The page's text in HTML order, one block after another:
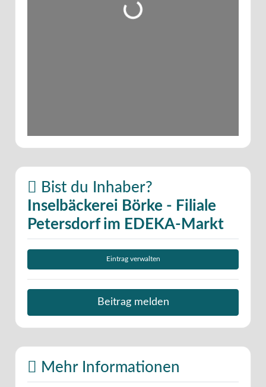
Wird geladen …
Bist du Inhaber?
Inselbäckerei Börke - Filiale
Petersdorf im EDEKA-Markt
Eintrag verwalten
Beitrag melden
Mehr Informationen